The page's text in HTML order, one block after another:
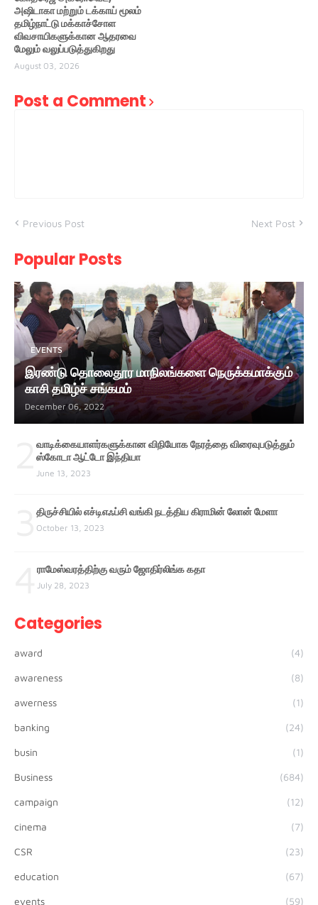
அஷிடாகா மற்றும் டக்காய் மூலம்
தமிழ்நாட்டு மக்காச்சோள
விவசாயிகளுக்கான ஆதரவை
மேலும் வலுப்படுத்துகிறது
August 03, 2026
Post a Comment
Previous Post Next Post
Popular Posts
EVENTS
இரண்டு தொலைதூர மாநிலங்களை நெருக்கமாக்கும்
காசி தமிழ்ச் சங்கமம்
December 06, 2022
வாடிக்கையாளர்களுக்கான விநியோக நேரத்தை விரைவுபடுத்தும்
ஸ்கோடா ஆட்டோ இந்தியா
June 13, 2023
திருச்சியில் எச்டிஎஃப்சி வங்கி நடத்திய கிராமின் லோன் மேளா
October 13, 2023
ராமேஸ்வரத்திற்கு வரும் ஜோதிர்லிங்க கதா
July 28, 2023
Categories
award (4)
awareness (8)
awerness (1)
banking (24)
busin (1)
Business (684)
campaign (12)
cinema (7)
CSR (23)
education (67)
events (59)